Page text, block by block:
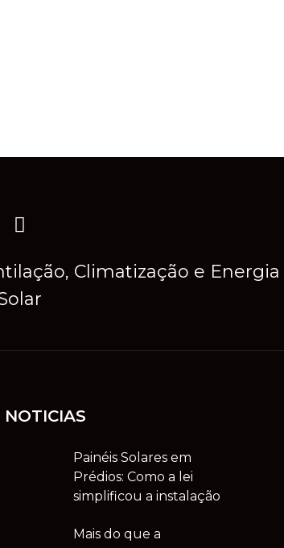
Climatização e Energia
NOTICIAS
Painéis Solares em
Prédios: Como a lei
simplificou a instalação
Mais do que a